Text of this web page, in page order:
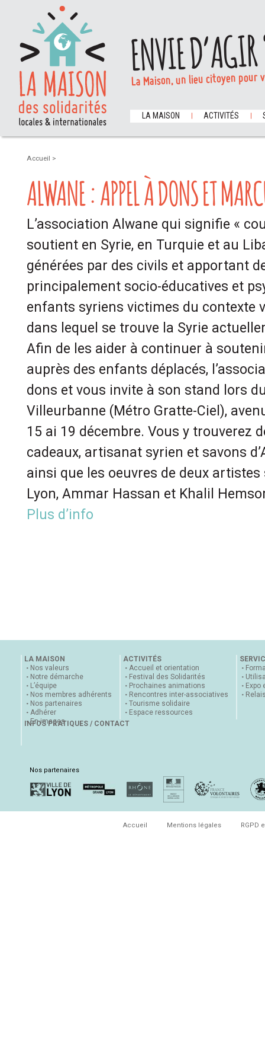
ENVIE
La Maison, un lieu citoyen
LA MAISON ACTIVITÉS
Accueil >
ALWANE : APPEL À DONS ET
L’association Alwane qui signifie «
soutient en Syrie, en Turquie et au
générées par des civils et apportant
principalement socio-éducatives et
enfants syriens victimes du contexte
dans lequel se trouve la Syrie
​Afin de les aider à continuer à
auprès des enfants déplacés,
dons et vous invite à son stand lors
Villeurbanne (Métro Gratte-Ciel),
15 ai 19 décembre. Vous y trouverez
cadeaux, artisanat syrien et savons
ainsi que les oeuvres de deux
Lyon, Ammar Hassan et Khalil
​Plus d’info
LA MAISON
Nos valeurs
Notre démarche
L’équipe
Nos membres adhérents
Nos partenaires
Adhérer
En images
ACTIVITÉS
Accueil et orientation
Festival des Solidarités
Prochaines animations
Rencontres inter-associatives
Tourisme solidaire
Espace ressources
Expo
INFOS PRATIQUES / CONTACT
Nos partenaires
Accueil Mentions légales RGPD